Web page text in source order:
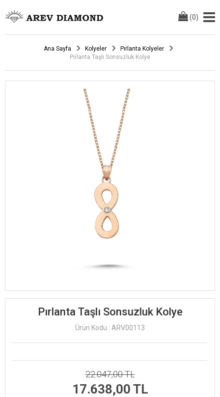
(0)
Ana Sayfa Kolyeler
Pırlanta Kolyeler
Pırlanta Taşlı Sonsuzluk Kolye
Pırlanta Taşlı Sonsuzluk Kolye
Ürün Kodu : ARV00113
22.047,00 TL
17.638,00 TL